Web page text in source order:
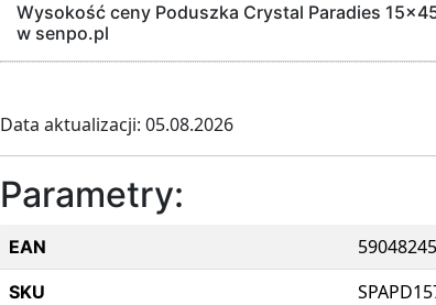
Wysokość ceny Poduszka Crystal Paradies
w senpo.pl
Data aktualizacji: 05.08.2026
Parametry:
EAN
SKU